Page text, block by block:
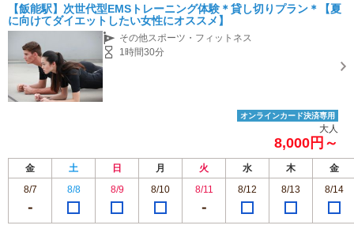
時～１５時 日曜日 １０時～１７時
専用駐車場あり（無料）6台 ジム前４台 近隣駐車場も無料でご利用できます。
【飯能駅】次世代型EMSトレーニング体験＊貸し切りプラン＊【夏
に向けてダイエットしたい女性にオススメ】
その他スポーツ・フィットネス
1時間30分
オンラインカード決済専用
大人
8,000円～
金 土 日 月 火 水 木
金
8/7
8/8 8/9 8/10 8/11 8/12 8/13 8/14